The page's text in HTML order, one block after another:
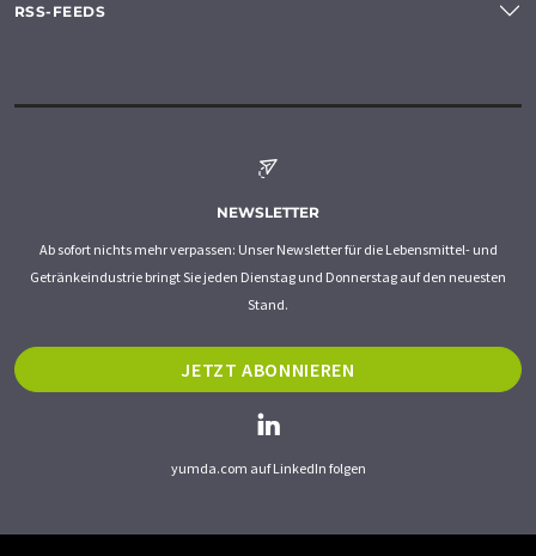
RSS-FEEDS
NEWSLETTER
Ab sofort nichts mehr verpassen: Unser Newsletter für die Lebensmittel- und
Getränkeindustrie bringt Sie jeden Dienstag und Donnerstag auf den neuesten
Stand.
JETZT ABONNIEREN
yumda.com auf LinkedIn folgen